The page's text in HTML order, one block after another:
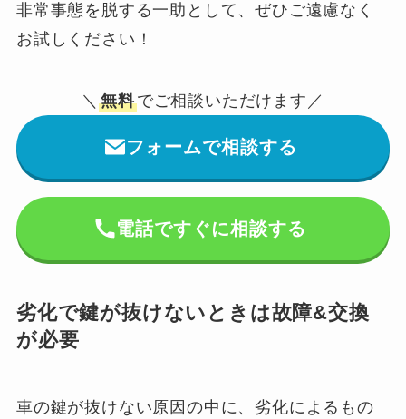
非常事態を脱する一助として、ぜひご遠慮なく
お試しください！
＼無料でご相談いただけます／
フォームで相談する
電話ですぐに相談する
劣化で鍵が抜けないときは故障&交換
が必要
車の鍵が抜けない原因の中に、劣化によるもの